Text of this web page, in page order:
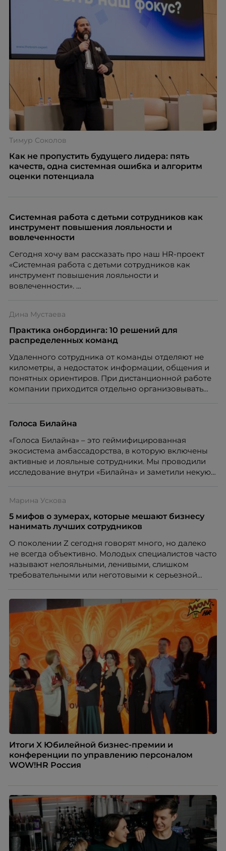
Тимур Соколов
Как не пропустить будущего лидера: пять
качеств, одна системная ошибка и алгоритм
оценки потенциала
Системная работа с детьми сотрудников как
инструмент повышения лояльности и
вовлеченности
Сегодня хочу вам рассказать про наш HR-проект
«Системная работа с детьми сотрудников как
инструмент повышения лояльности и
вовлеченности».
Дина Мустаева
Практика онбординга: 10 решений для
распределенных команд
Удаленного сотрудника от команды отделяют не
километры, а недостаток информации, общения и
понятных ориентиров. При дистанционной работе
компании приходится отдельно организовывать
по работе с персоналом Инфомаксимум,
распределенной команды без лишнего контроля и
бесконечных созвонов.
Голоса Билайна
«Голоса Билайна» – это геймифицированная
экосистема амбассадорства, в которую включены
активные и лояльные сотрудники. Мы проводили
исследование внутри «Билайна» и заметили некую
благодарности и публичного признания.
Марина Ускова
5 мифов о зумерах, которые мешают бизнесу
нанимать лучших сотрудников
О поколении Z сегодня говорят много, но далеко
не всегда объективно. Молодых специалистов часто
называют нелояльными, ленивыми, слишком
требовательными или неготовыми к серьезной
кадровых ошибок. В этой статье Марина Ускова,
руководитель отдела подбора персонала
рекрутинговой компании, разбирает самые
распространенные мифы о зумерах и объясняет,
почему устаревшие представления мешают
бизнесу находить и удерживать сильных
сотрудников.
Итоги X Юбилейной бизнес-премии и
конференции по управлению персоналом
WOW!HR Россия